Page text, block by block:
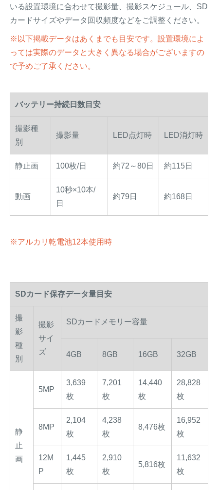
いる設置環境に合わせて撮影量、撮影スケジュール、SD
カードサイズやデータ回収頻度などをご調整ください。
※以下掲載データはあくまでも目安です。設置環境によ
っては実際のデータと大きく異なる場合がございますの
で予めご了承ください。
バッテリー持続日数目安
撮影種
別
撮影量 LED点灯時 LED消灯時
静止画 100枚/日 約72～80日 約115日
動画
10秒×10本/
日
約79日 約168日
※アルカリ乾電池12本使用時
SDカード保存データ量目安
撮
影
種
別
撮影
サイ
ズ
SDカードメモリー容量
4GB 8GB 16GB 32GB
静
止
画
5MP
3,639
枚
7,201
枚
14,440
枚
28,828
枚
8MP
2,104
枚
4,238
枚
8,476枚
16,952
枚
12M
P
1,445
枚
2,910
枚
5,816枚
11,632
枚